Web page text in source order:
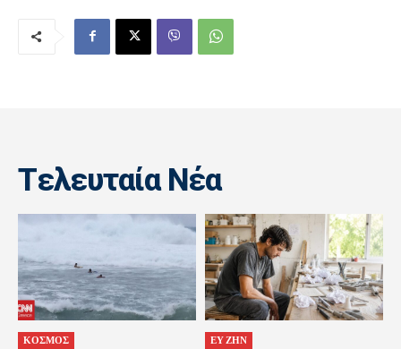
Tελευταία Nέα
ΚΟΣΜΟΣ ΕΥ ΖΗΝ